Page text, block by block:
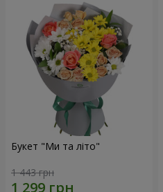
Букет "Ми та літо"
1 443 грн